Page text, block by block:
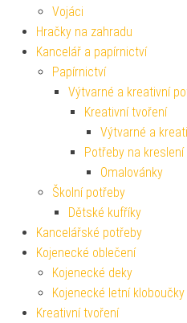
Vojáci
Hračky na zahradu
Kancelář a papírnictví
Papírnictví
Výtvarné a kreativní
Kreativní tvoření
Výtvarné a
Potřeby na kreslení
Omalovánky
Školní potřeby
Dětské kufříky
Kancelářské potřeby
Kojenecké oblečení
Kojenecké deky
Kojenecké letní
Kreativní tvoření